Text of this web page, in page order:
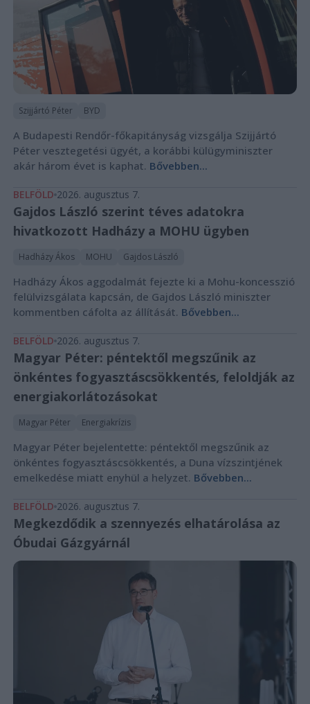
Szijjártó Péter BYD
A Budapesti Rendőr-főkapitányság vizsgálja Szijjártó
Péter vesztegetési ügyét, a korábbi külügyminiszter
akár három évet is kaphat. Bővebben...
BELFÖLD 2026. augusztus 7.
Gajdos László szerint téves adatokra
hivatkozott Hadházy a MOHU ügyben
Hadházy Ákos MOHU Gajdos László
Hadházy Ákos aggodalmát fejezte ki a Mohu-koncesszió
felülvizsgálata kapcsán, de Gajdos László miniszter
kommentben cáfolta az állítását. Bővebben...
BELFÖLD 2026. augusztus 7.
Magyar Péter: péntektől megszűnik az
önkéntes fogyasztáscsökkentés, feloldják az
energiakorlátozásokat
Magyar Péter Energiakrízis
Magyar Péter bejelentette: péntektől megszűnik az
önkéntes fogyasztáscsökkentés, a Duna vízszintjének
emelkedése miatt enyhül a helyzet. Bővebben...
BELFÖLD 2026. augusztus 7.
Megkezdődik a szennyezés elhatárolása az
Óbudai Gázgyárnál